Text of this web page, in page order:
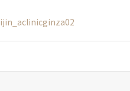
ijin_aclinicginza02